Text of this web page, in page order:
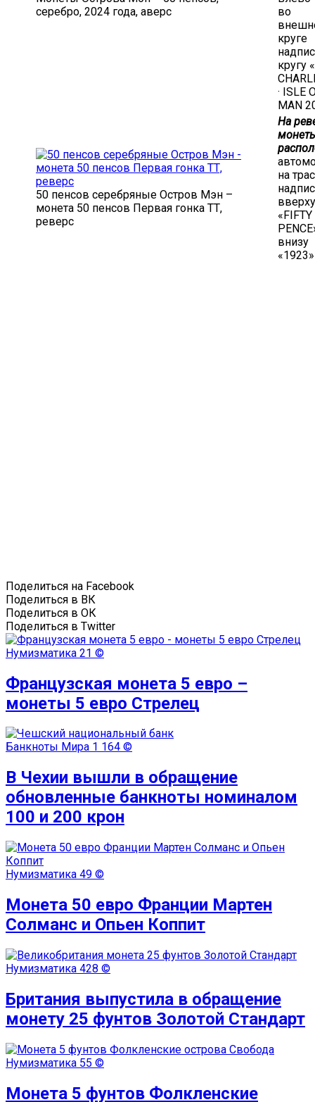
серебро, 2024 года, аверс
во
круге
кругу
· ISLE
MAN
50 пенсов серебряные Остров Мэн –
монета 50 пенсов Первая гонка ТТ,
реверс
На
на
вверху
«FIFTY
внизу
«1923»
Поделиться на Facebook
Поделиться в ВК
Поделиться в ОК
Поделиться в Twitter
Нумизматика 21 ©
Французская монета 5 евро –
монеты 5 евро Стрелец
Банкноты Мира 1 164 ©
В Чехии вышли в обращение
обновленные банкноты номиналом
100 и 200 крон
Нумизматика 49 ©
Монета 50 евро Франции Мартен
Солманс и Опьен Коппит
Нумизматика 428 ©
Британия выпустила в обращение
монету 25 фунтов Золотой Стандарт
Нумизматика 55 ©
Монета 5 фунтов Фолкленские